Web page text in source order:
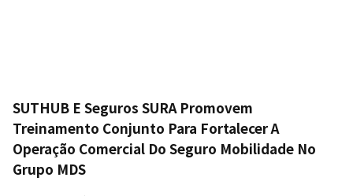
SUTHUB E Seguros SURA Promovem
Treinamento Conjunto Para Fortalecer A
Operação Comercial Do Seguro Mobilidade No
Grupo MDS